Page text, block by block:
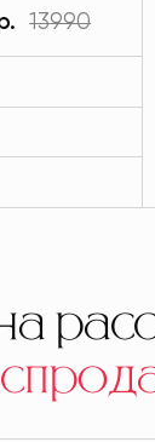
13990